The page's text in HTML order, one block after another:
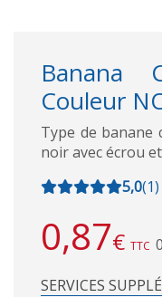
Banana
Couleur
Type de banane
noir avec écrou
5,0(1)
0,87€ TTC
SERVICES